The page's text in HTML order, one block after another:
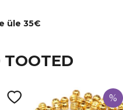
üle 35€
TOOTED
%